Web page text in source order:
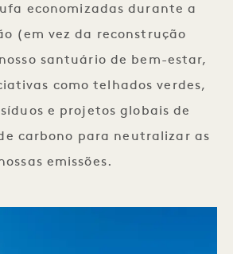
economizadas durante a
(em vez da reconstrução
santuário de bem-estar,
como telhados verdes,
e projetos globais de
carbono para neutralizar as
emissões.